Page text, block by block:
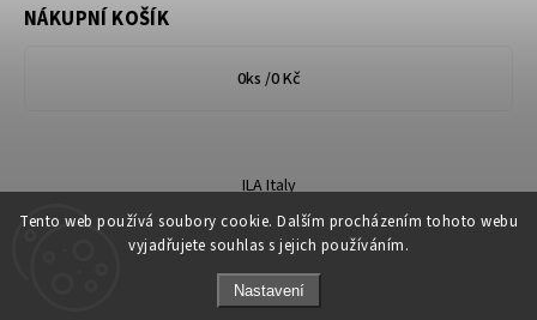
Tento web používá soubory cookie. Dalším procházením tohoto webu
vyjadřujete souhlas s jejich používáním.
Nastavení
NÁKUPNÍ KOŠÍK
0ks /0 Kč
ILA Italy